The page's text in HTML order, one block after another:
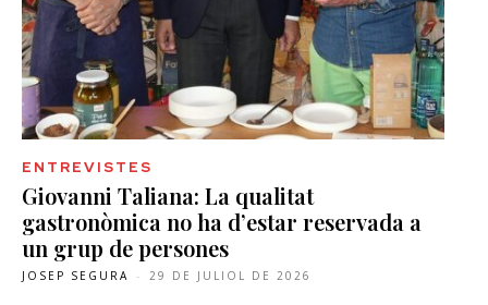
ENTREVISTES
Giovanni Taliana: La qualitat
gastronòmica no ha d’estar reservada a
un grup de persones
JOSEP SEGURA - 29 DE JULIOL DE 2026